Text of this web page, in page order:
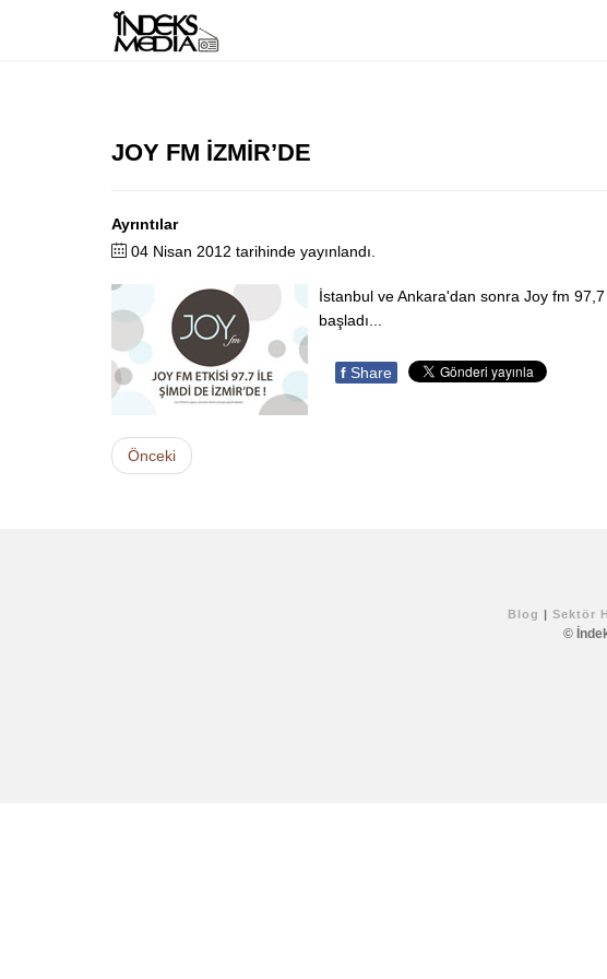
JOY FM İZMİR’DE
Ayrıntılar
04 Nisan 2012 tarihinde yayınlandı.
İstanbul ve Ankara'dan sonra Joy fm
başladı...
f Share
Önceki
Blog | Sektör
©